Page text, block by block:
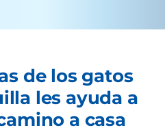
de los gatos
les ayuda a
a casa